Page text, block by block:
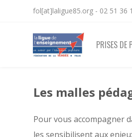
fol[at]laligue85.org - 02 51 36
PRISES DE
Les malles
Pour vous accompagner
les sensibilisent aux